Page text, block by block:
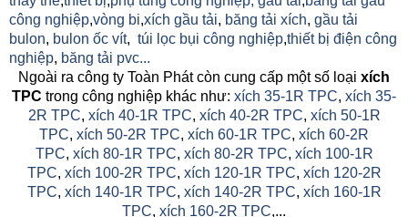
công nghiệp,vòng bi,xích gầu tải, băng tải xích, gầu tải
bulon, bulon ốc vít, túi lọc bụi công nghiệp,thiết bị điện công
nghiệp, băng tải pvc...
Ngoài ra công ty Toàn Phát còn cung cấp một số loại xích
TPC trong công nghiệp khác như: xích 35-1R TPC, xích 35-
2R TPC, xích 40-1R TPC, xích 40-2R TPC, xích 50-1R
TPC, xích 50-2R TPC, xích 60-1R TPC, xích 60-2R
TPC, xích 80-1R TPC, xích 80-2R TPC, xích 100-1R
TPC, xích 100-2R TPC, xích 120-1R TPC, xích 120-2R
TPC, xích 140-1R TPC, xích 140-2R TPC, xích 160-1R
TPC, xích 160-2R TPC,...